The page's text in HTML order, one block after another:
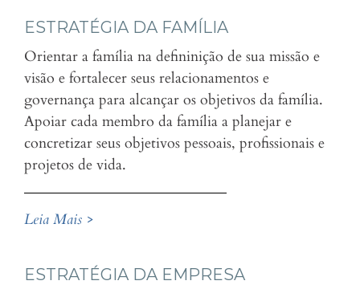
ESTRATÉGIA DA FAMÍLIA
Orientar a família na defininição de sua missão e
visão e fortalecer seus relacionamentos e
governança para alcançar os objetivos da família.
Apoiar cada membro da família a planejar e
concretizar seus objetivos pessoais, profissionais e
projetos de vida.
Leia Mais >
ESTRATÉGIA DA EMPRESA